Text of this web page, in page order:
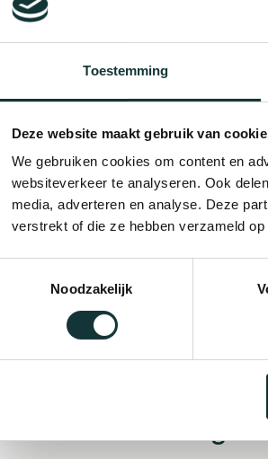
Toestemming
Deze website maakt gebruik van
We gebruiken cookies om content en
websiteverkeer te analyseren. Ook
media, adverteren en analyse. Deze
verstrekt of die ze hebben verzameld
Noodzakelijk